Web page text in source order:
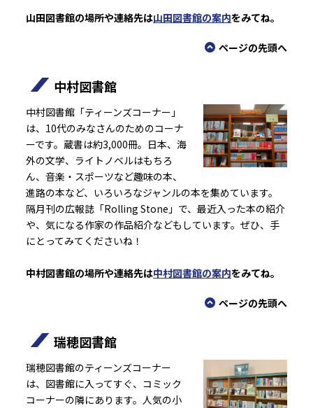
山田図書館の場所や連絡先は山田図書館の案内をみてね。
ページの先頭へ
中村図書館
中村図書館「ティーンズコーナー」
は、10代のみなさんのためのコーナ
ーです。蔵書は約3,000冊。日本、海
外の文学、ライトノベルはもちろ
ん、音楽・スポーツなど趣味の本、
進路の本など、いろいろなジャンルの本を集めています。
隔月刊の広報誌「Rolling Stone」で、最近入った本の紹介
や、気になる作家の作品紹介などもしています。ぜひ、手
にとってみてくださいね！
中村図書館の場所や連絡先は中村図書館の案内をみてね。
ページの先頭へ
瑞穂図書館
瑞穂図書館のティーンズコーナー
は、図書館に入ってすぐ、コミック
コーナーの隣にあります。人気の小